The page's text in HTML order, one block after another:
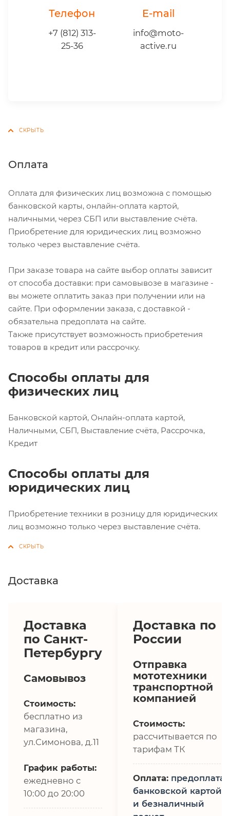
Телефон
+7 (812) 313-
25-36
E-mail
info@moto-
active.ru
Оплата
Оплата для физических лиц возможна с помощью
банковской карты, онлайн-оплата картой,
наличными, через СБП или выставление счёта.
Приобретение для юридических лиц возможно
только через выставление счёта.
При заказе товара на сайте выбор оплаты зависит
от способа доставки: при самовывозе в магазине -
вы можете оплатить заказ при получении или на
сайте. При оформлении заказа, с доставкой -
обязательна предоплата на сайте.
Также присутствует возможность приобретения
товаров в кредит или рассрочку.
Способы оплаты для
физических лиц
Банковской картой, Онлайн-оплата картой,
Наличными, СБП, Выставление счёта, Рассрочка,
Кредит
Способы оплаты для
юридических лиц
Приобретение техники в розницу для юридических
лиц возможно только через выставление счёта.
Доставка
Доставка
по Санкт-
Петербургу
Самовывоз
Стоимость:
бесплатно из
магазина,
ул.Симонова, д.11
График работы:
ежедневно с
10:00 до 20:00
Доставка по
России
Отправка
мототехники
транспортной
компанией
Стоимость:
рассчитывается по
тарифам ТК
Оплата: предоплата,
банковской картой
и безналичный